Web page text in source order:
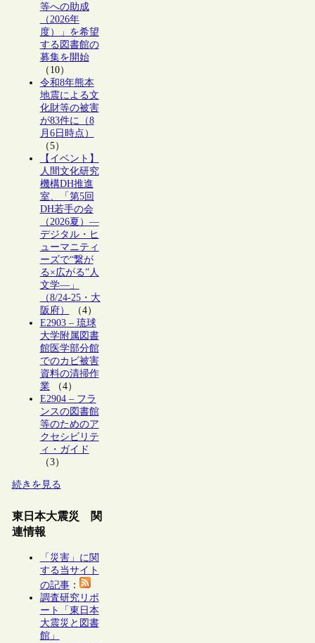
等への助成
（2026年
度）」を希望
する図書館の
募集を開始
（10）
令和8年熊本
地震による文
化財等の被害
が83件に（8
月6日時点）
（5）
【イベント】
人間文化研究
機構DH推進
室、「第5回
DH若手の会
（2026夏）―
デジタル・ヒ
ューマニティ
ーズで“繋が
る×広がる”人
文学―」
（8/24-25・大
阪府）
（4）
E2903 – 琉球
大学附属図書
館医学部分館
でのカビ被害
資料の清掃作
業（4）
E2904 – フラ
ンスの図書館
等のためのア
クセシビリテ
ィ・ガイド
（3）
続きを見る
東日本大震災 関
連情報
「災害」に関
する当サイト
の記事：
調査研究リポ
ート「東日本
大震災と図書
館」